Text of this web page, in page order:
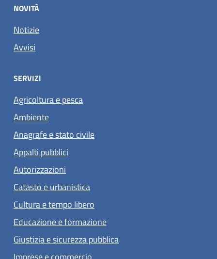
NOVITÀ
Notizie
Avvisi
SERVIZI
Agricoltura e pesca
Ambiente
Anagrafe e stato civile
Appalti pubblici
Autorizzazioni
Catasto e urbanistica
Cultura e tempo libero
Educazione e formazione
Giustizia e sicurezza pubblica